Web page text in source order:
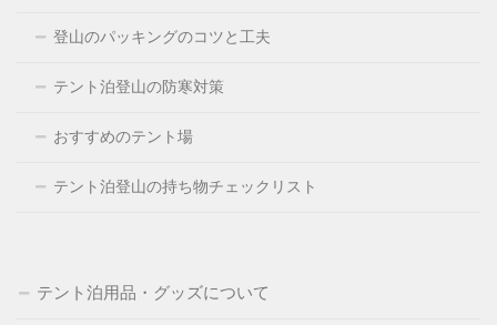
登山のパッキングのコツと工夫
テント泊登山の防寒対策
おすすめのテント場
テント泊登山の持ち物チェックリスト
テント泊用品・グッズについて